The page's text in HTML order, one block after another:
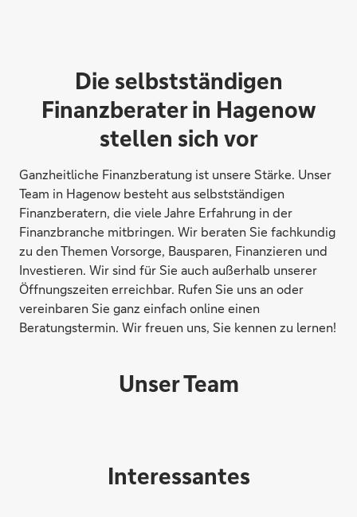
Die selbstständigen
Finanzberater in Hagenow
stellen sich vor
Ganzheitliche Finanzberatung ist unsere Stärke. Unser
Team in Hagenow besteht aus selbstständigen
Finanzberatern, die viele Jahre Erfahrung in der
Finanzbranche mitbringen. Wir beraten Sie fachkundig
zu den Themen Vorsorge, Bausparen, Finanzieren und
Investieren. Wir sind für Sie auch außerhalb unserer
Öffnungszeiten erreichbar. Rufen Sie uns an oder
vereinbaren Sie ganz einfach online einen
Beratungstermin. Wir freuen uns, Sie kennen zu lernen!
Unser Team
Interessantes